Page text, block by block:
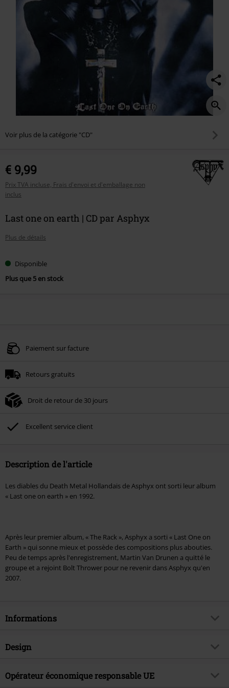
Voir plus de la catégorie "CD"
€ 9,99
Prix TVA incluse, Frais d'envoi et d'emballage non
inclus
Last one on earth | CD par Asphyx
Plus de détails
Disponible
Plus que 5 en stock
Paiement sur facture
Retours gratuits
Droit de retour de 30 jours
Excellent service client
Description de l'article
Les diables du Death Metal Hollandais de Asphyx ont sorti leur album
« Last one on earth » en 1992.
Après leur premier album, « The Rack », Asphyx a sorti « Last One on
Earth » qui sonne mieux et possède des compositions plus abouties.
Peu de temps après l'enregistrement, Martin Van Drunen a quitté le
groupe et a rejoint Bolt Thrower pour ne revenir dans Asphyx qu'en
2007.
Informations
Article n°.
Genre (musique)
Death Metal
Design
Catégorie de produit
Opérateur économique responsable UE